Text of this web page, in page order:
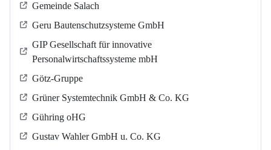
Gemeinde Salach
Geru Bautenschutzsysteme GmbH
GIP Gesellschaft für innovative
Personalwirtschaftssysteme mbH
Götz-Gruppe
Grüner Systemtechnik GmbH & Co. KG
Gühring oHG
Gustav Wahler GmbH u. Co. KG